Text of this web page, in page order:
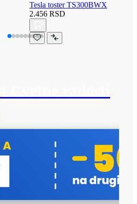
Tesla toster TS300BWX
2.456 RSD